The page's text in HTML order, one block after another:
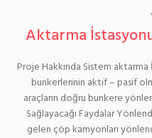
Aktarma
Proje Hakkında Sistem
bunkerlerinin aktif – pasif
araçların doğru bunkere
Sağlayacağı Faydalar
gelen çöp kamyonları